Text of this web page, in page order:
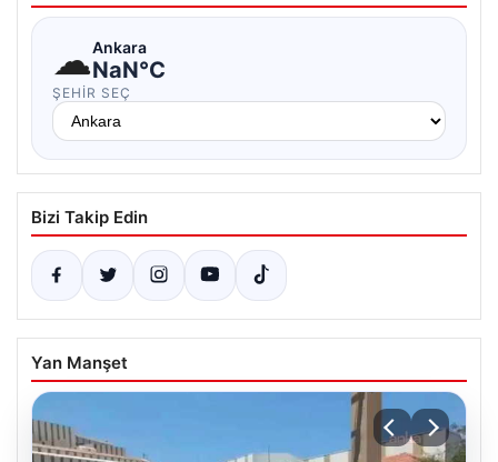
☁Ankara
NaN°C
ŞEHIR SEÇ
Bizi Takip Edin
Yan Manşet